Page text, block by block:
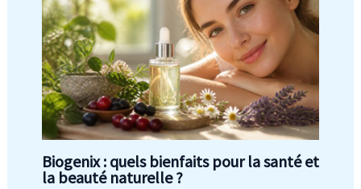
Biogenix : quels bienfaits pour la santé et
la beauté naturelle ?